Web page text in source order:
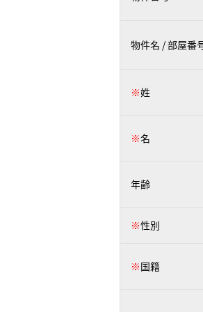
物件名 / 部屋番
※姓
※名
年齢
※性別
※国籍